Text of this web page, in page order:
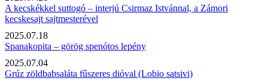
A kecskékkel suttogó – interjú Csirmaz Istvánnal, a Zámori
kecskesajt sajtmesterével
2025.07.18
Spanakopita – görög spenótos lepény
2025.07.04
Grúz zöldbabsaláta fűszeres dióval (Lobio satsivi)